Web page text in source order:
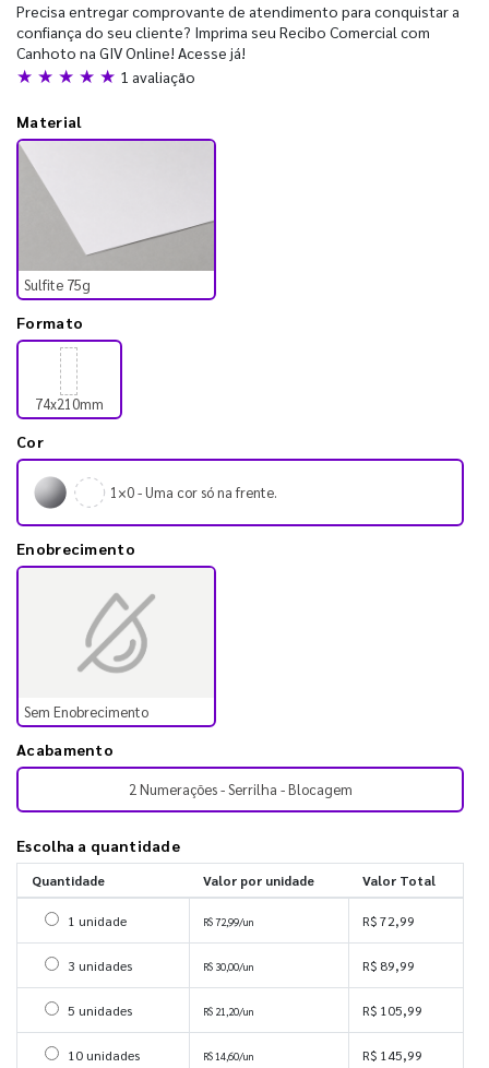
Precisa entregar comprovante de atendimento para conquistar a
confiança do seu cliente? Imprima seu Recibo Comercial com
Canhoto na GIV Online! Acesse já!
★ ★ ★ ★ ★ 1 avaliação
Material
Sulfite 75g
Formato
74x210mm
Cor
1×0 - Uma cor só na frente.
Enobrecimento
Sem Enobrecimento
Acabamento
2 Numerações - Serrilha - Blocagem
Escolha a quantidade
Quantidade Valor por unidade Valor Total
Selecionar 1 unidade
1 unidade R$ 72,99/un R$ 72,99
Selecionar 3 unidades
3 unidades R$ 30,00/un R$ 89,99
Selecionar 5 unidades
5 unidades R$ 21,20/un R$ 105,99
Selecionar 10 unidades
10 unidades R$ 14,60/un R$ 145,99